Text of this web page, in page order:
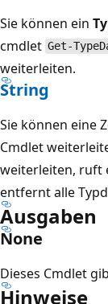
Sie können ein
cmdlet Get-
weiterleiten.
String
Sie können eine
Cmdlet
weiterleiten, ruft
entfernt alle
Ausgaben
None
Dieses Cmdlet
Hinweise